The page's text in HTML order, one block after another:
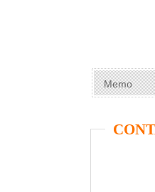
k
Memo